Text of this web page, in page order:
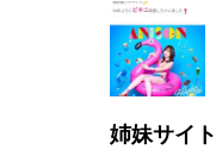
姉妹サイト